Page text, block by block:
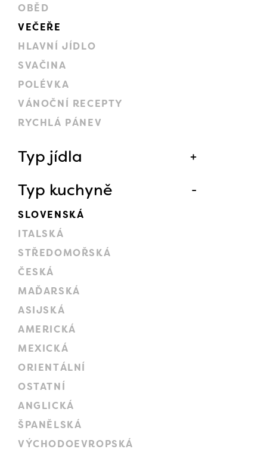
OBĚD
VEČEŘE
HLAVNÍ JÍDLO
SVAČINA
POLÉVKA
VÁNOČNÍ RECEPTY
RYCHLÁ PÁNEV
Typ jídla
Typ kuchyně
SLOVENSKÁ
ITALSKÁ
STŘEDOMOŘSKÁ
ČESKÁ
MAĎARSKÁ
ASIJSKÁ
AMERICKÁ
MEXICKÁ
ORIENTÁLNÍ
OSTATNÍ
ANGLICKÁ
ŠPANĚLSKÁ
VÝCHODOEVROPSKÁ